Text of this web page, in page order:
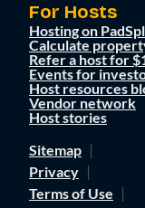
For Hosts
Hosting on
Calculate
Refer a host for
Events for
Host resources
Vendor network
Host stories
Sitemap
Privacy
Terms of Use